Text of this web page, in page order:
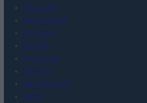
Recenzje
Porównania
Co kupić
Porady
Promocje
FinTech
Hardware PC
Moto